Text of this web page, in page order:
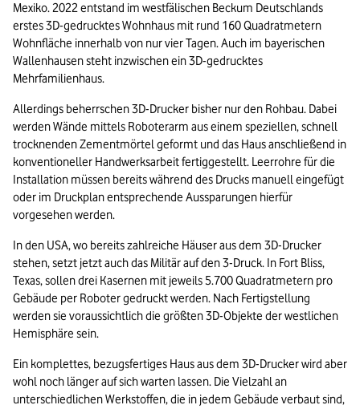
Mexiko. 2022 entstand im westfälischen Beckum Deutschlands
erstes 3D-gedrucktes Wohnhaus mit rund 160 Quadratmetern
Wohnfläche innerhalb von nur vier Tagen. Auch im bayerischen
Wallenhausen steht inzwischen ein 3D-gedrucktes
Mehrfamilienhaus.
Allerdings beherrschen 3D-Drucker bisher nur den Rohbau. Dabei
werden Wände mittels Roboterarm aus einem speziellen, schnell
trocknenden Zementmörtel geformt und das Haus anschließend in
konventioneller Handwerksarbeit fertiggestellt. Leerrohre für die
Installation müssen bereits während des Drucks manuell eingefügt
oder im Druckplan entsprechende Aussparungen hierfür
vorgesehen werden.
In den USA, wo bereits zahlreiche Häuser aus dem 3D-Drucker
stehen, setzt jetzt auch das Militär auf den 3-Druck. In Fort Bliss,
Texas, sollen drei Kasernen mit jeweils 5.700 Quadratmetern pro
Gebäude per Roboter gedruckt werden. Nach Fertigstellung
werden sie voraussichtlich die größten 3D-Objekte der westlichen
Hemisphäre sein.
Ein komplettes, bezugsfertiges Haus aus dem 3D-Drucker wird aber
wohl noch länger auf sich warten lassen. Die Vielzahl an
unterschiedlichen Werkstoffen, die in jedem Gebäude verbaut sind,